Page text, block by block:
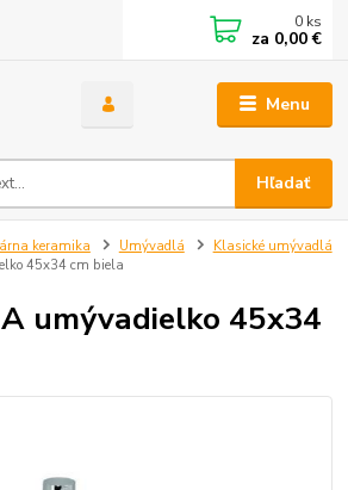
Menu
Hľadať
0 ks
za 0,00 €
keramika Umývadlá
Klasické umývadlá
45x34 cm biela
umývadielko 45x34